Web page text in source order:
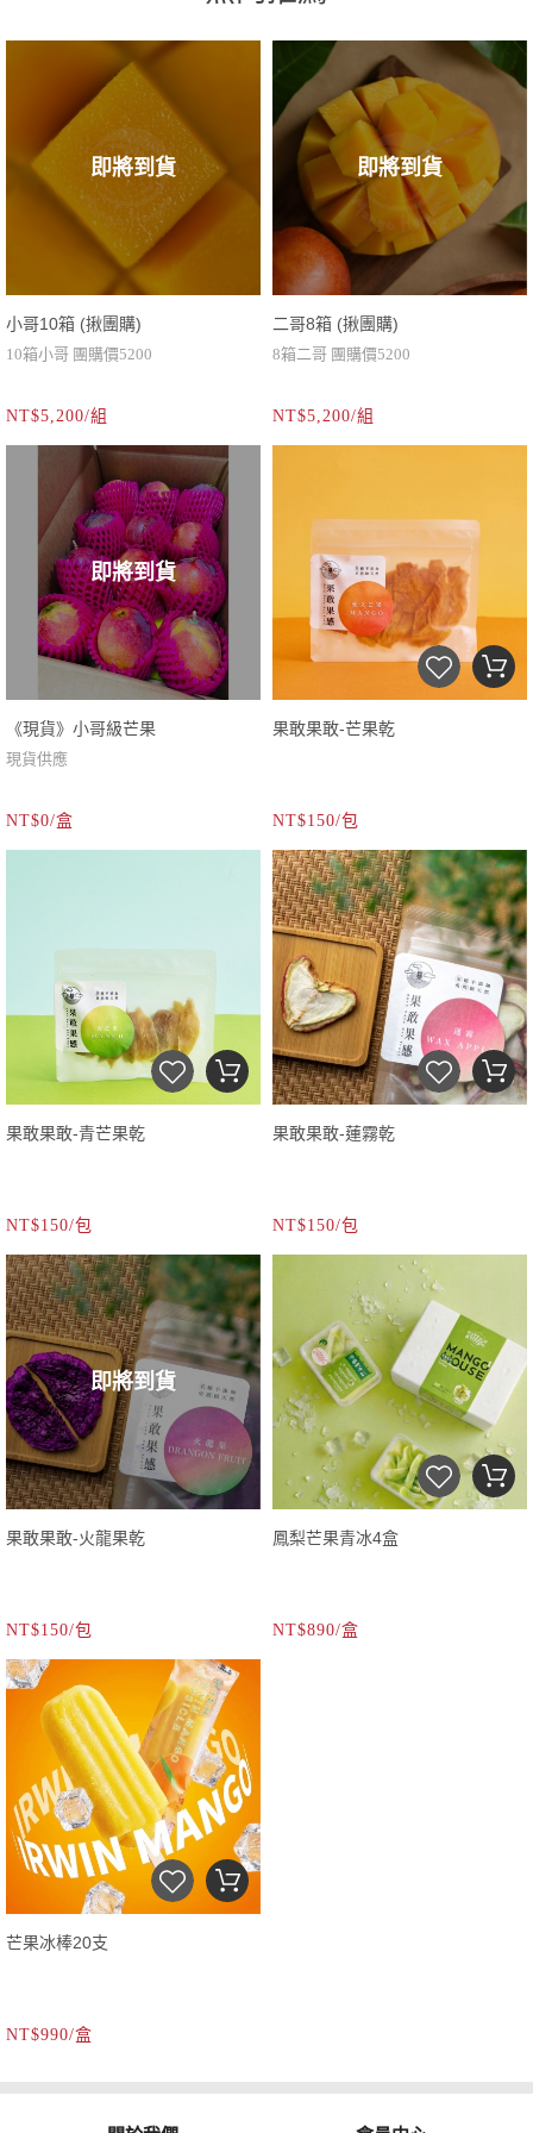
即將到貨
小哥10箱 (揪團購)
10箱小哥 團購價5200
NT$5,200/組
即將到貨
二哥8箱 (揪團購)
8箱二哥 團購價5200
NT$5,200/組
即將到貨
《現貨》小哥級芒果
現貨供應
NT$0/盒
果敢果敢-芒果乾
NT$150/包
果敢果敢-青芒果乾
NT$150/包
果敢果敢-蓮霧乾
NT$150/包
即將到貨
果敢果敢-火龍果乾
NT$150/包
鳳梨芒果青冰4盒
NT$890/盒
芒果冰棒20支
NT$990/盒